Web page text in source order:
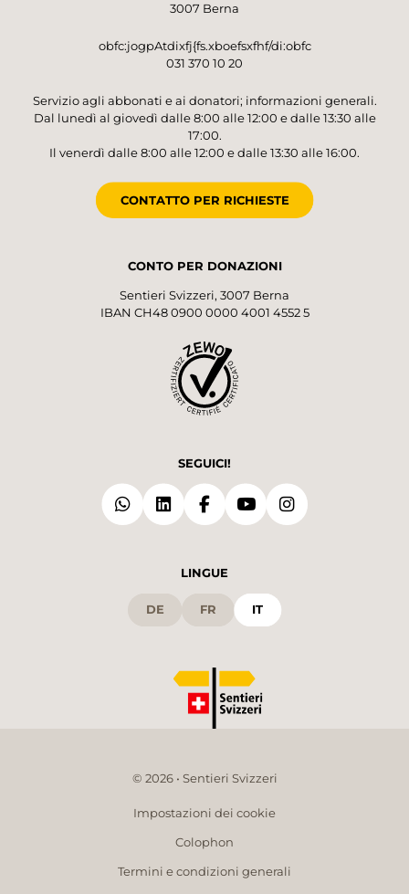
3007 Berna
obfc:jogpAtdixfj{fs.xboefsxfhf/di:obfc
031 370 10 20
Servizio agli abbonati e ai donatori; informazioni generali.
Dal lunedì al giovedì dalle 8:00 alle 12:00 e dalle 13:30 alle
17:00.
Il venerdì dalle 8:00 alle 12:00 e dalle 13:30 alle 16:00.
CONTATTO PER RICHIESTE
CONTO PER DONAZIONI
Sentieri Svizzeri, 3007 Berna
IBAN CH48 0900 0000 4001 4552 5
SEGUICI!
LINGUE
DE FR IT
© 2026 • Sentieri Svizzeri
Impostazioni dei cookie
Colophon
Termini e condizioni generali